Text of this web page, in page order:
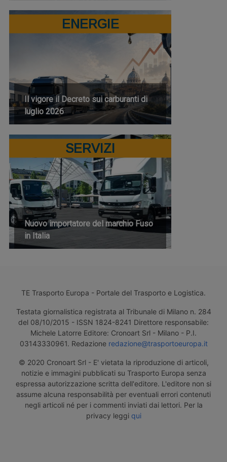
ENERGIE
Il vigore il Decreto sui carburanti di
luglio 2026
SERVIZI
Nuovo importatore del marchio Fuso
in Italia
TE Trasporto Europa - Portale del Trasporto e Logistica.
Testata giornalistica registrata al Tribunale di Milano n. 284
del 08/10/2015 - ISSN 1824-8241 Direttore responsabile:
Michele Latorre Editore: Cronoart Srl - Milano - P.I.
03143330961. Redazione redazione@trasportoeuropa.it
© 2020 Cronoart Srl - E' vietata la riproduzione di articoli,
notizie e immagini pubblicati su Trasporto Europa senza
espressa autorizzazione scritta dell'editore. L'editore non si
assume alcuna responsabilità per eventuali errori contenuti
negli articoli né per i commenti inviati dai lettori. Per la
privacy leggi qui